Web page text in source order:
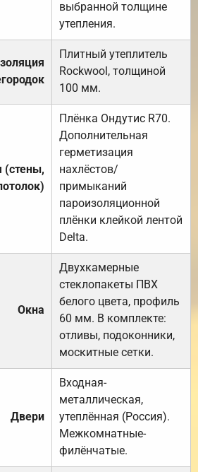
выбранной толщине
утепления.
Плитный утеплитель
Rockwool, толщиной
100 мм.
(стены,
Плёнка Ондутис R70.
Дополнительная
герметизация
нахлёстов/
примыканий
пароизоляционной
плёнки клейкой лентой
Delta.
Окна
Двухкамерные
стеклопакеты ПВХ
белого цвета, профиль
60 мм. В комплекте:
отливы, подоконники,
москитные сетки.
Двери
Входная-
металлическая,
утеплённая (Россия).
Межкомнатные-
филёнчатые.